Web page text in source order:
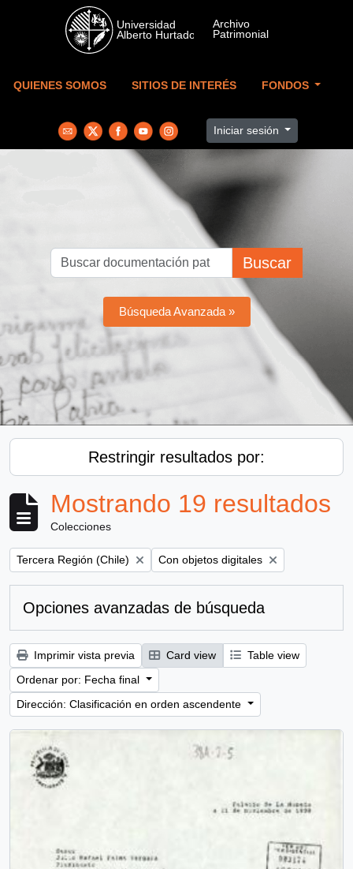
Skip to main content
QUIENES SOMOS SITIOS DE INTERÉS FONDOS
Iniciar sesión
Buscar
Búsqueda Avanzada »
Restringir resultados por:
Mostrando 19 resultados
Colecciones
Remove filter:
Tercera Región (Chile) Remove filter:
Con objetos digitales
Opciones avanzadas de búsqueda
Imprimir vista previa Card view
Table view
Ordenar por: Fecha final
Dirección: Clasificación en orden ascendente